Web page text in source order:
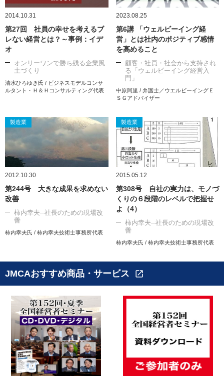
2014.10.31
第27回 社員の幸せを考えるブ
レない経営とは？～事例：イデ
オ
オンリーワンで勝ち残る企業風
土づくり
清水ひろゆき氏 / ビジネスモデルコンサ
ルタント・Ｈ＆Ｈコンサルティング代表
2023.08.25
第6講 「ウェルビーイング経
営」とは社内のポジティブ感情
を高めること
顧客・社員・社会から支持され
る「ウェルビーイング経営入
門」
中原阿里 / 弁護士／ウエルビーイングＥ
ＳＧアドバイザー
製造業
2012.10.30
第244号 大きな成果を求めない
改善
柿内幸夫─社長のための現場改
善
柿内幸夫氏 / 柿内幸夫技術士事務所代表
製造業
2015.05.12
第308号 自社の実力は、モノづ
くりの６段階のレベルで把握せ
よ（4）
柿内幸夫─社長のための現場改
善
柿内幸夫氏 / 柿内幸夫技術士事務所代表
JMCAおすすめ商品・サービス open_in_new